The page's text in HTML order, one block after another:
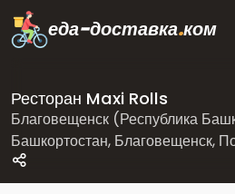
еда-доставка.ком
Ресторан Maxi Rolls
Благовещенск (Республика
Башкортостан, Благовещенск,